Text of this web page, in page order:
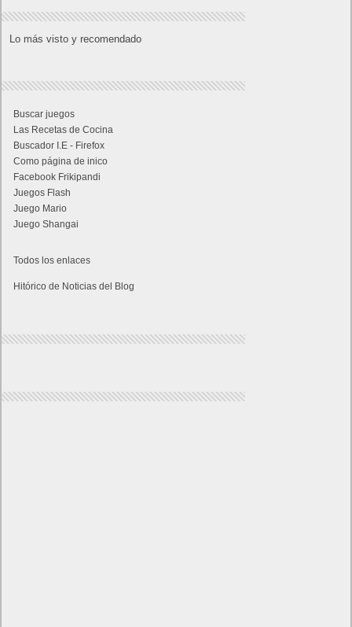
Lo más visto y recomendado
Buscar juegos
Las Recetas de Cocina
Buscador I.E - Firefox
Como página de inico
Facebook Frikipandi
Juegos Flash
Juego Mario
Juego Shangai
Todos los enlaces
Hitórico de Noticias del Blog